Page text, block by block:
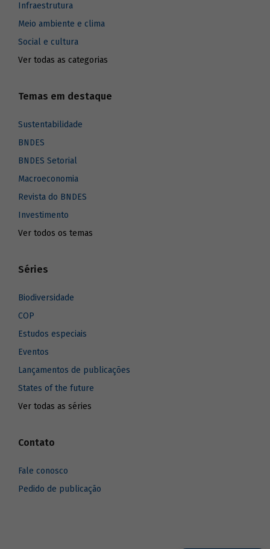
Infraestrutura
Meio ambiente e clima
Social e cultura
Ver todas as categorias
Temas em destaque
Sustentabilidade
BNDES
BNDES Setorial
Macroeconomia
Revista do BNDES
Investimento
Ver todos os temas
Séries
Biodiversidade
COP
Estudos especiais
Eventos
Lançamentos de publicações
States of the future
Ver todas as séries
Contato
Fale conosco
Pedido de publicação